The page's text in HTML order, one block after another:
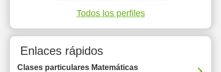
Todos los perfiles
Enlaces rápidos
Clases particulares Matemáticas